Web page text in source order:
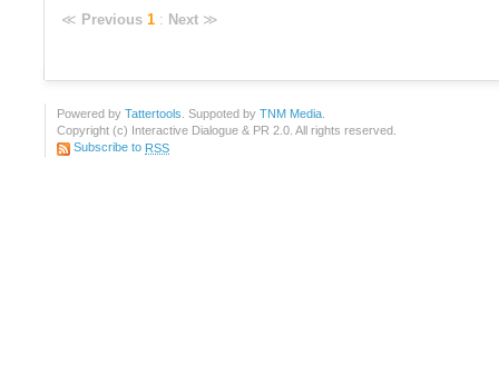
≪ Previous 1 : Next ≫
Powered by Tattertools. Suppoted by TNM Media.
Copyright (c) Interactive Dialogue & PR 2.0. All rights reserved.
Subscribe to RSS